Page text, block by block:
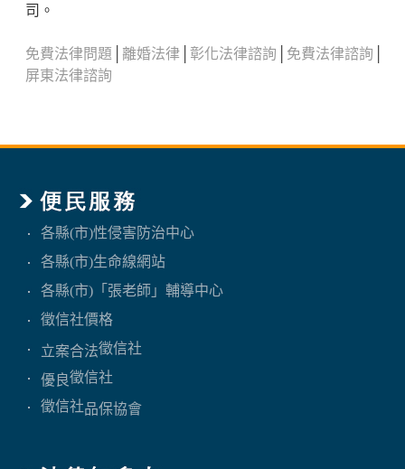
司。
免費法律問題 離婚法律 彰化法律諮詢 免費法律諮詢
屏東法律諮詢
各縣(市)性侵害防治中心
各縣(市)生命線網站
各縣(市)「張老師」輔導中心
徵信社價格
立案合法徵信社
優良徵信社
徵信社品保協會